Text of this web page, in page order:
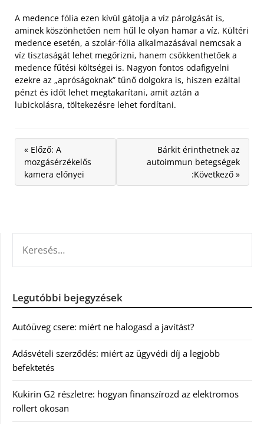
A medence fólia ezen kívül gátolja a víz párolgását is,
aminek köszönhetően nem hűl le olyan hamar a víz. Kültéri
medence esetén, a szolár-fólia alkalmazásával nemcsak a
víz tisztaságát lehet megőrizni, hanem csökkenthetőek a
medence fűtési költségei is. Nagyon fontos odafigyelni
ezekre az „apróságoknak” tűnő dolgokra is, hiszen ezáltal
pénzt és időt lehet megtakarítani, amit aztán a
lubickolásra, töltekezésre lehet fordítani.
« Előző: A
mozgásérzékelős
kamera előnyei
Bárkit érinthetnek az
autoimmun betegségek
:Következő »
Legutóbbi bejegyzések
Autóüveg csere: miért ne halogasd a javítást?
Adásvételi szerződés: miért az ügyvédi díj a legjobb
befektetés
Kukirin G2 részletre: hogyan finanszírozd az elektromos
rollert okosan